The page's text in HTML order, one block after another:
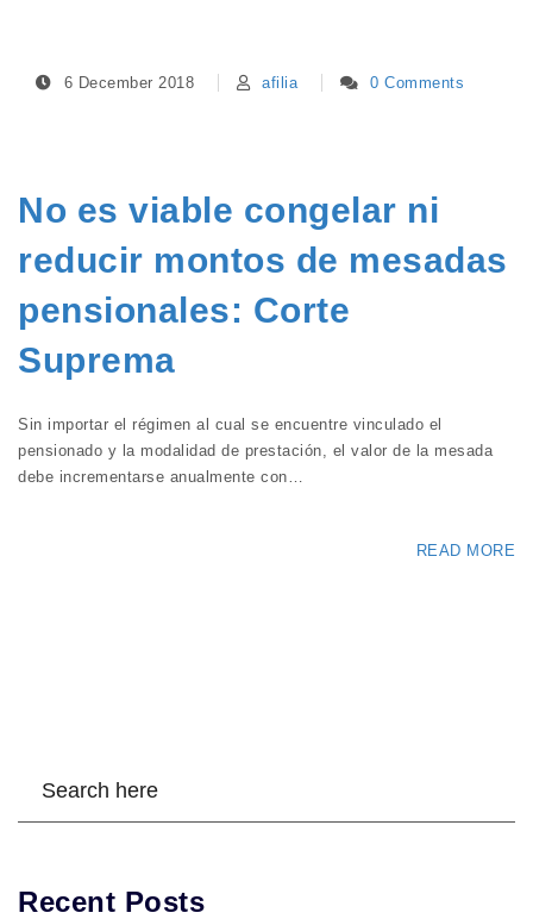
6 December 2018 afilia 0 Comments
No es viable congelar ni
reducir montos de mesadas
pensionales: Corte
Suprema
Sin importar el régimen al cual se encuentre vinculado el
pensionado y la modalidad de prestación, el valor de la mesada
debe incrementarse anualmente con…
READ MORE
Recent Posts